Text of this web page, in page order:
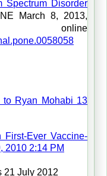
Spectrum Disorder
March 8, 2013,
to Ryan Mohabi 13
Ever Vaccine-
2010 2:14 PM
21 July 2012